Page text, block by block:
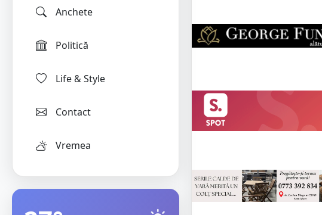
Anchete
Politică
Life & Style
Contact
Vremea